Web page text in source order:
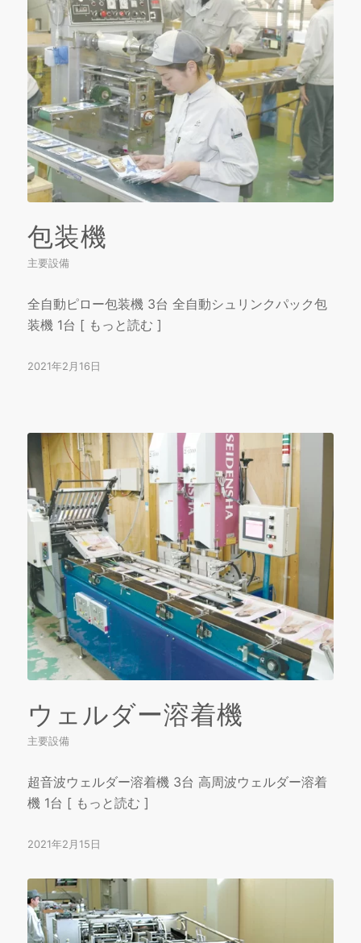
包装機
主要設備
全自動ピロー包装機 3台 全自動シュリンクパック包
装機 1台 [ もっと読む ]
2021年2月16日
ウェルダー溶着機
主要設備
超音波ウェルダー溶着機 3台 高周波ウェルダー溶着
機 1台 [ もっと読む ]
2021年2月15日